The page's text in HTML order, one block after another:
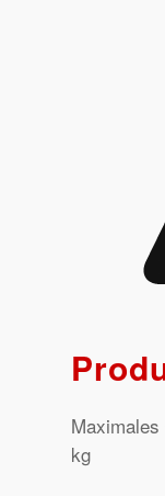
kg